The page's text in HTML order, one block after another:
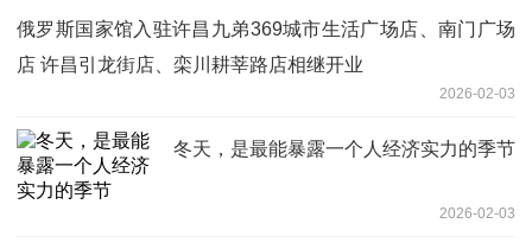
俄罗斯国家馆入驻许昌九弟369城市生活广场店、南门广场
店 许昌引龙街店、栾川耕莘路店相继开业
2026-02-03
冬天，是最能暴露一个人经济实力的季节
2026-02-03